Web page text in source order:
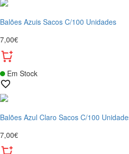
Balões Azuis Sacos C/100 Unidades
7,00€
Em Stock
Balões Azul Claro Sacos C/100
7,00€